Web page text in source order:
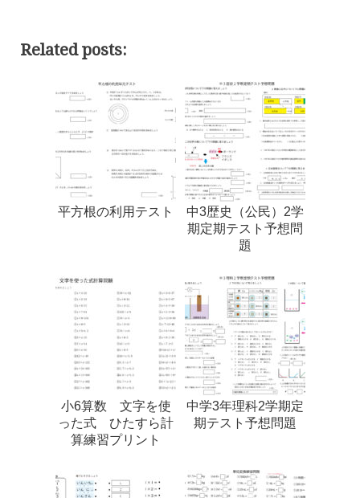
Related posts:
平方根の利用テスト
中3歴史（公民）2学
期定期テスト予想問
題
小6算数 文字を使
った式 ひたすら計
算練習プリント
中学3年理科2学期定
期テスト予想問題